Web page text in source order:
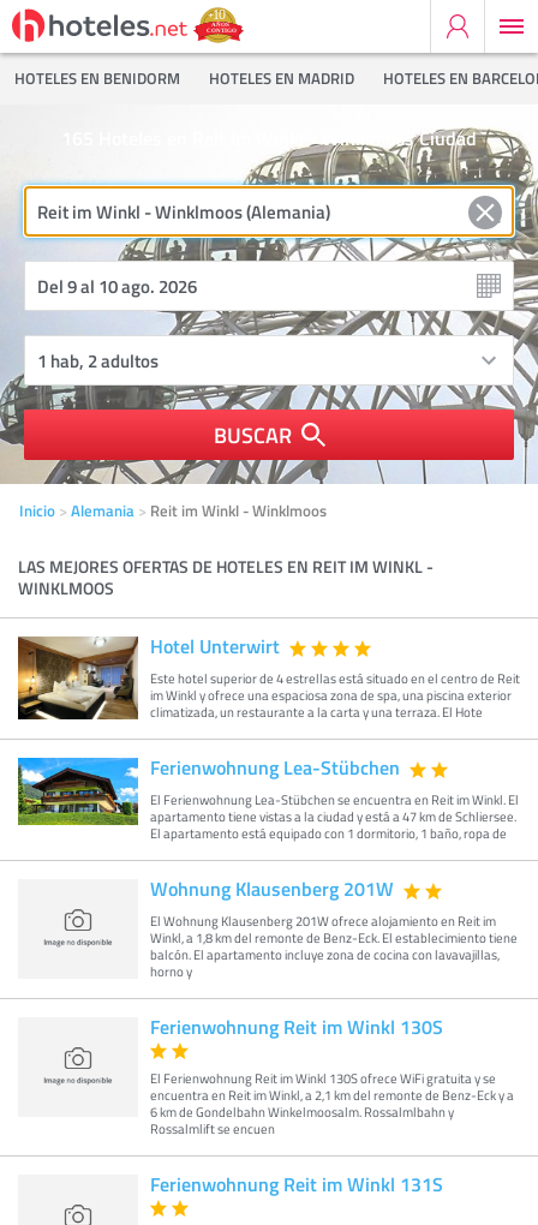
HOTELES EN BENIDORM HOTELES EN MADRID HOTELES EN
Hoteles en Reit im Winkl - Winklmoos Ciudad
BUSCAR
Inicio Alemania Reit im Winkl - Winklmoos
LAS MEJORES OFERTAS DE HOTELES EN REIT IM WINKL -
WINKLMOOS
Hotel Unterwirt
Este hotel superior de 4 estrellas está situado en el centro de Reit
im Winkl y ofrece una espaciosa zona de spa, una piscina exterior
climatizada, un restaurante a la carta y una terraza. El Hote
Ferienwohnung Lea-Stübchen
El Ferienwohnung Lea-Stübchen se encuentra en Reit im Winkl. El
apartamento tiene vistas a la ciudad y está a 47 km de Schliersee.
El apartamento está equipado con 1 dormitorio, 1 baño, ropa de
Wohnung Klausenberg 201W
El Wohnung Klausenberg 201W ofrece alojamiento en Reit im
Winkl, a 1,8 km del remonte de Benz-Eck. El establecimiento tiene
balcón. El apartamento incluye zona de cocina con lavavajillas,
horno y
Ferienwohnung Reit im Winkl 130S
El Ferienwohnung Reit im Winkl 130S ofrece WiFi gratuita y se
encuentra en Reit im Winkl, a 2,1 km del remonte de Benz-Eck y a
6 km de Gondelbahn Winkelmoosalm. Rossalmlbahn y
Rossalmlift se encuen
Ferienwohnung Reit im Winkl 131S